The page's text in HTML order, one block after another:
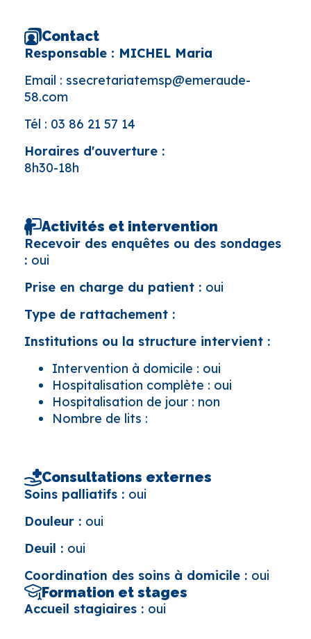
Contact
Responsable : MICHEL Maria
Email : ssecretariatemsp@emeraude-
58.com
Tél : 03 86 21 57 14
Horaires d'ouverture :
8h30-18h
Activités et intervention
Recevoir des enquêtes ou des sondages
: oui
Prise en charge du patient : oui
Type de rattachement :
Institutions ou la structure intervient :
Intervention à domicile : oui
Hospitalisation complète : oui
Hospitalisation de jour : non
Nombre de lits :
Consultations externes
Soins palliatifs : oui
Douleur : oui
Deuil : oui
Coordination des soins à domicile : oui
Formation et stages
Accueil stagiaires : oui